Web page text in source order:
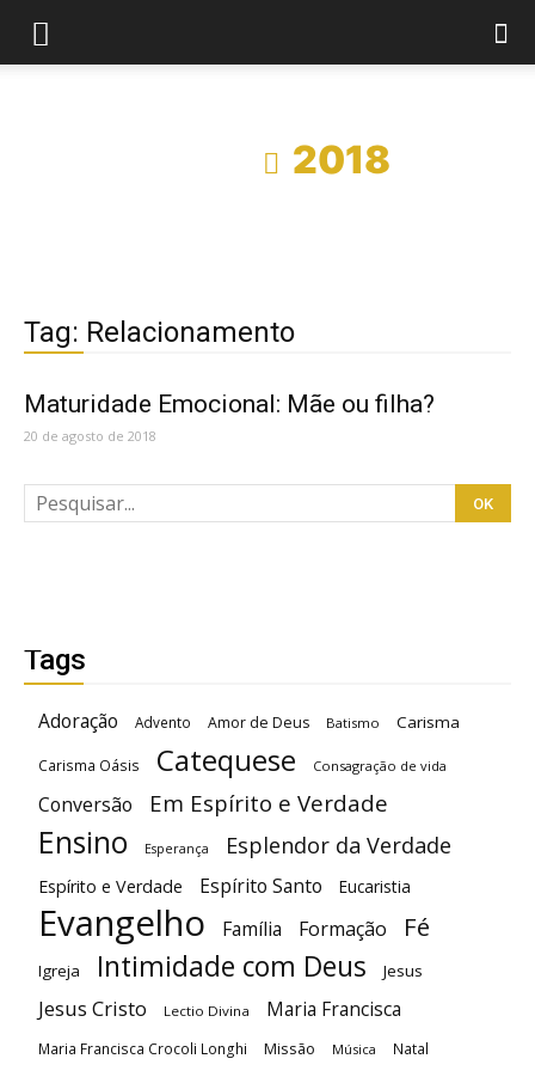
2018
Tag: Relacionamento
Maturidade Emocional: Mãe ou filha?
20 de agosto de 2018
Tags
Adoração Advento Amor de Deus Batismo Carisma
Carisma Oásis Catequese Consagração de vida
Conversão Em Espírito e Verdade
Ensino Esperança Esplendor da Verdade
Espírito e Verdade Espírito Santo Eucaristia
Evangelho Família Formação Fé
Igreja Intimidade com Deus Jesus
Jesus Cristo Lectio Divina Maria Francisca
Maria Francisca Crocoli Longhi Missão Música Natal